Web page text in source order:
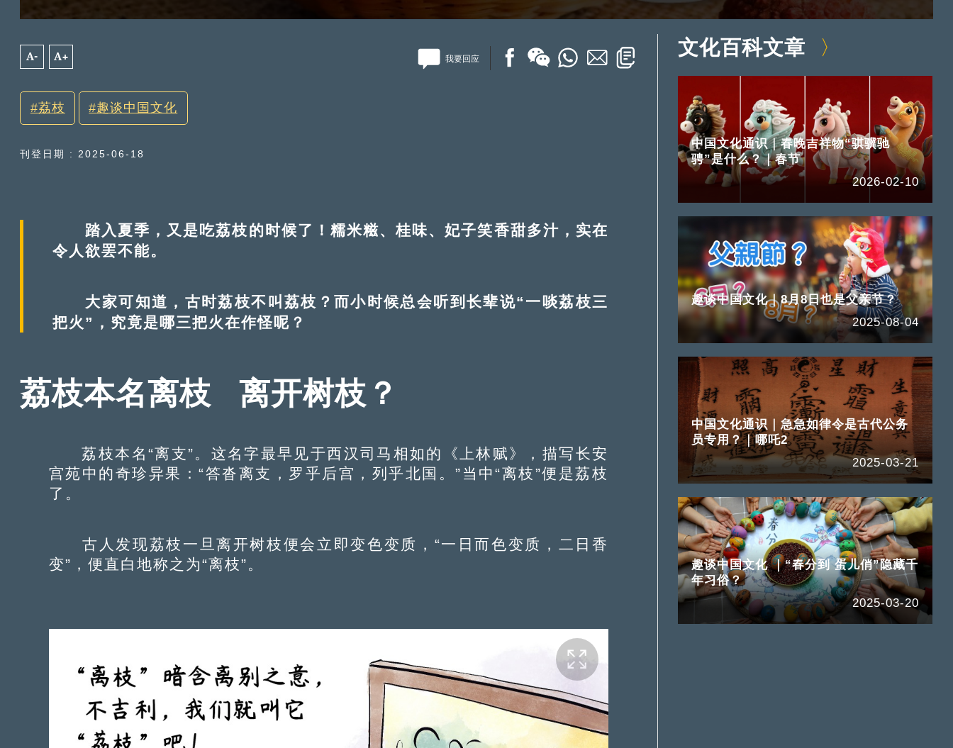
A- A+ 我要回应
荔枝 趣谈中国文化
刊登日期 : 2025-06-18
踏入夏季，又是吃荔枝的时候了！糯米糍、桂味、妃子笑香甜多汁，实在
令人欲罢不能。
大家可知道，古时荔枝不叫荔枝？而小时候总会听到长辈说“一啖荔枝三
把火”，究竟是哪三把火在作怪呢？
荔枝本名离枝 离开树枝？
荔枝本名“离支”。这名字最早见于西汉司马相如的《上林赋》，描写长安
宫苑中的奇珍异果：“答沓离支，罗乎后宫，列乎北国。”当中“离枝”便是荔枝
了。
古人发现荔枝一旦离开树枝便会立即变色变质，“一日而色变质，二日香
变”，便直白地称之为“离枝”。
文化百科文章
中国文化通识｜春晚吉祥物“骐骥驰
骋”是什么？｜春节
2026-02-10
趣谈中国文化｜8月8日也是父亲节？
2025-08-04
中国文化通识｜急急如律令是古代公务
员专用？｜哪吒2
2025-03-21
趣谈中国文化 ｜“春分到 蛋儿俏”隐藏千
年习俗？
2025-03-20